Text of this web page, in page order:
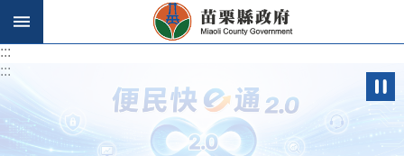
跳到主要內容區塊
:::
:::